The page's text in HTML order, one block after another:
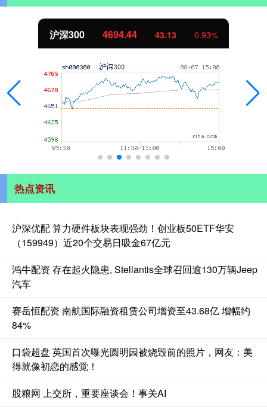
北证50 1134.24 11.37 1.01%
热点资讯
沪深优配 算力硬件板块表现强劲！创业板50ETF华安
（159949）近20个交易日吸金67亿元
鸿牛配资 存在起火隐患, Stellantis全球召回逾130万辆Jeep
汽车
赛岳恒配资 南航国际融资租赁公司增资至43.68亿 增幅约
84%
口袋超盘 英国首次曝光圆明园被烧毁前的照片，网友：美
得就像初恋的感觉！
股粮网 上交所，重要座谈会！事关AI